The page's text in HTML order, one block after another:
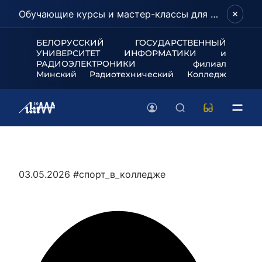
Обучающие курсы и мастер-классы для школьников и абитуриентов!
БЕЛОРУССКИЙ ГОСУДАРСТВЕННЫЙ
УНИВЕРСИТЕТ ИНФОРМАТИКИ и
РАДИОЭЛЕКТРОНИКИ филиал
Минский Радиотехнический Колледж
03.05.2026 #спорт_в_колледже